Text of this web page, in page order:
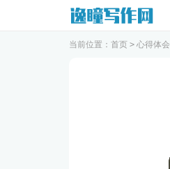
当前位置： 首页 > 心得体会